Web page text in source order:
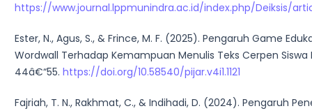
https://www.journal.lppmunindra.ac.id/index.php/Deiksis/
Ester, N., Agus, S., & Frince, M. F. (2025). Pengaruh Game
Wordwall Terhadap Kemampuan Menulis Teks Cerpen Siswa
44â€“55. https://doi.org/10.58540/pijar.v4i1.1121
Fajriah, T. N., Rakhmat, C., & Indihadi, D. (2024). Pengaruh